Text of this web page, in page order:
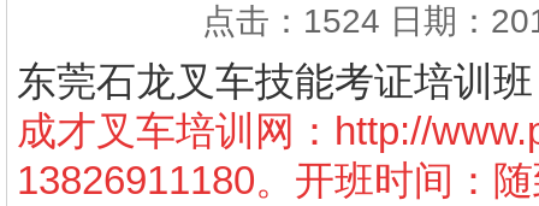
点击：1524 日期：
东莞石龙叉车技能考证培训班
成才叉车培训网： http://
13826911180。开班时间：